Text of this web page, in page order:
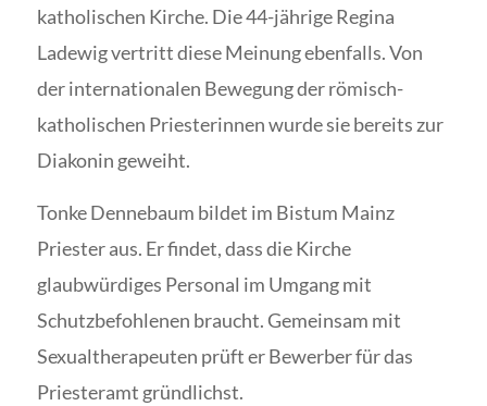
katholischen Kirche. Die 44-jährige Regina
Ladewig vertritt diese Meinung ebenfalls. Von
der internationalen Bewegung der römisch-
katholischen Priesterinnen wurde sie bereits zur
Diakonin geweiht.
Tonke Dennebaum bildet im Bistum Mainz
Priester aus. Er findet, dass die Kirche
glaubwürdiges Personal im Umgang mit
Schutzbefohlenen braucht. Gemeinsam mit
Sexualtherapeuten prüft er Bewerber für das
Priesteramt gründlichst.